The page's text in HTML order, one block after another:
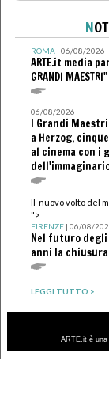
N
ROMA| 06/08/2026
ARTE.it media
GRANDI
06/08/2026
I Grandi
a Herzog,
al cinema con i
Il nuovo volto del
">
FIRENZE| 06/08/
Nel futuro degli
anni la
LEGGI TUTTO >
ARTE.it è